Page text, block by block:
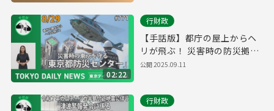
02:22
行財政
【手話版】都庁の屋上からヘ
リが飛ぶ！ 災害時の防災拠点
「東京都防災センター」（令
公開2025.09.11
行財政